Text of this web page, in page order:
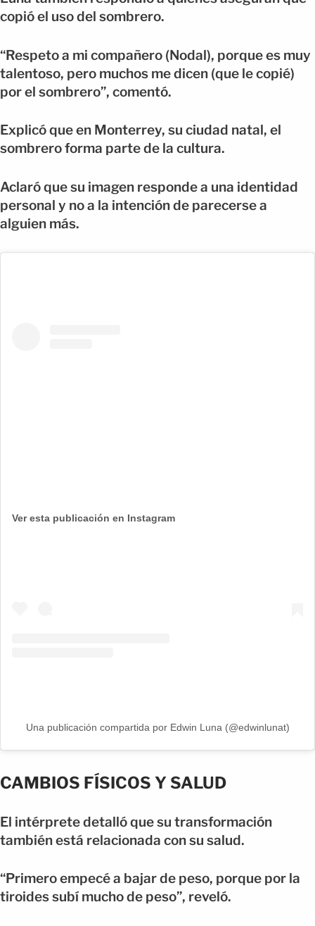
copió el uso del sombrero.
“Respeto a mi compañero (Nodal), porque es muy
talentoso, pero muchos me dicen (que le copié)
por el sombrero”, comentó.
Explicó que en Monterrey, su ciudad natal, el
sombrero forma parte de la cultura.
Aclaró que su imagen responde a una identidad
personal y no a la intención de parecerse a
alguien más.
Ver esta publicación en Instagram
Una publicación compartida por Edwin Luna (@edwinlunat)
CAMBIOS FÍSICOS Y SALUD
El intérprete detalló que su transformación
también está relacionada con su salud.
“Primero empecé a bajar de peso, porque por la
tiroides subí mucho de peso”, reveló.